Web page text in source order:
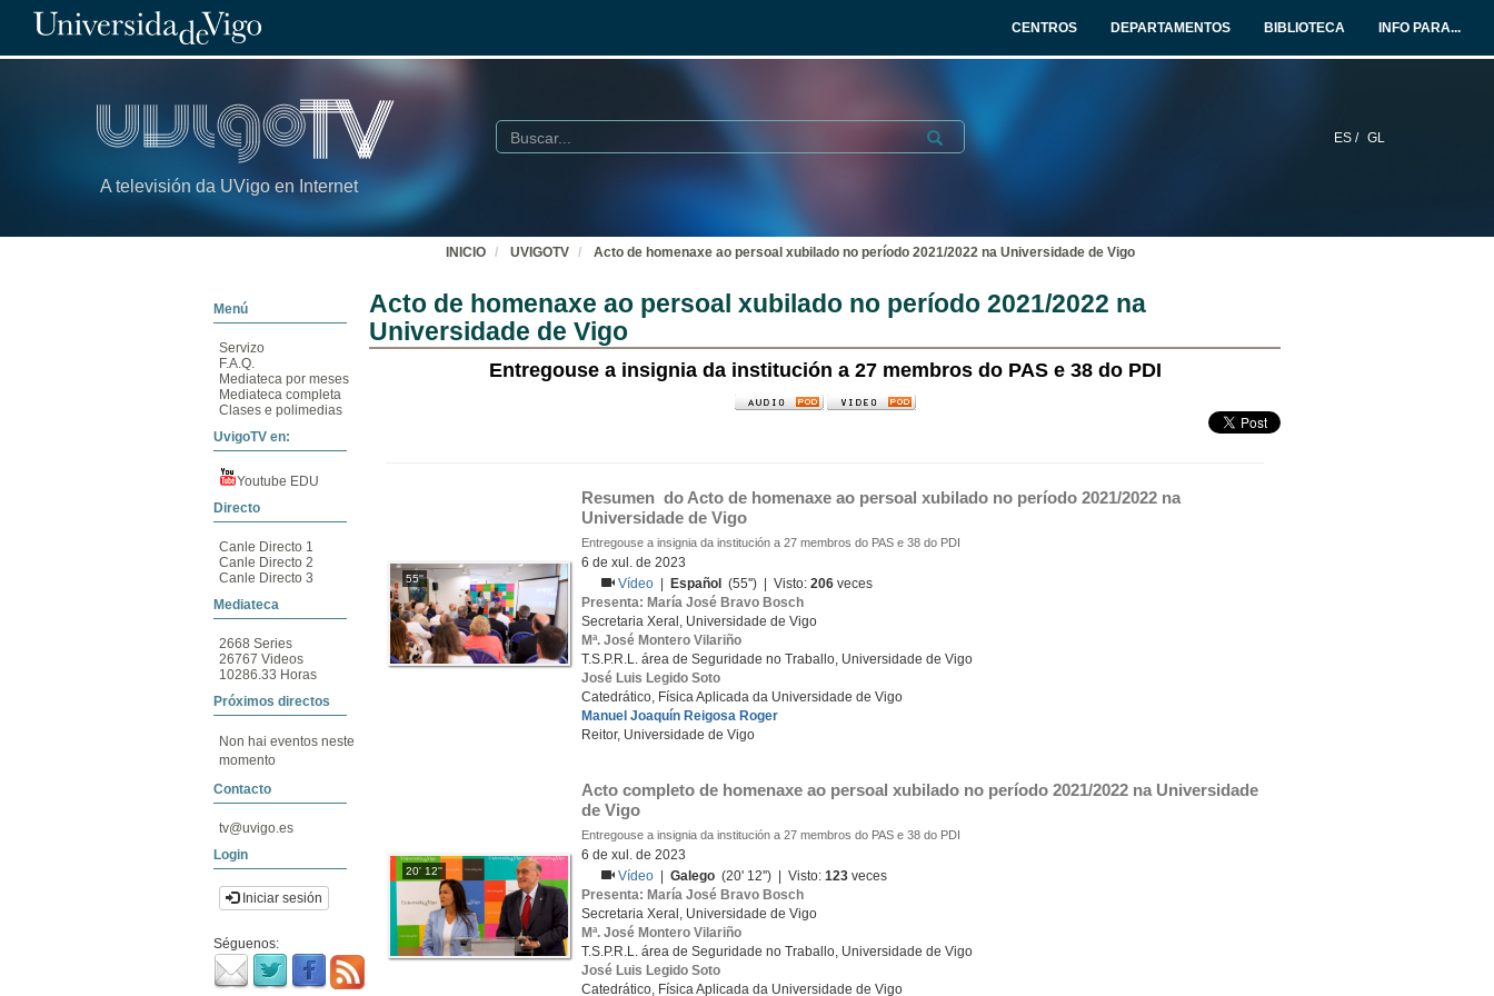
CENTROS DEPARTAMENTOS BIBLIOTECA INFO PARA...
A televisión da UVigo en Internet
ES / GL
Buscar Submit
INICIO UVIGOTV Acto de homenaxe ao persoal xubilado no período 2021/2022 na Universidade de Vigo
Menú
Servizo
F.A.Q.
Mediateca por meses
Mediateca completa
Clases e polimedias
UvigoTV en:
Youtube EDU
Directo
Canle Directo 1
Canle Directo 2
Canle Directo 3
Mediateca
2668 Series
26767 Videos
10286.33 Horas
Próximos directos
Non hai eventos neste
momento
Contacto
tv@uvigo.es
Login
Iniciar sesión
Séguenos:
Acto de homenaxe ao persoal xubilado no período 2021/2022 na
Universidade de Vigo
Entregouse a insignia da institución a 27 membros do PAS e 38 do PDI
55''
Resumen  do Acto de homenaxe ao persoal xubilado no período 2021/2022 na
Universidade de Vigo
Entregouse a insignia da institución a 27 membros do PAS e 38 do PDI
6 de xul. de 2023
Vídeo
Español (55'') | Visto:206 veces
Presenta: María José Bravo Bosch
Secretaria Xeral, Universidade de Vigo
Mª. José Montero Vilariño
T.S.P.R.L. área de Seguridade no Traballo, Universidade de Vigo
José Luis Legido Soto
Catedrático, Física Aplicada da Universidade de Vigo
Manuel Joaquín Reigosa Roger
Reitor, Universidade de Vigo
20' 12''
Acto completo de homenaxe ao persoal xubilado no período 2021/2022 na Universidade
de Vigo
Entregouse a insignia da institución a 27 membros do PAS e 38 do PDI
6 de xul. de 2023
Vídeo
|Galego (20' 12'') | Visto:123 veces
Presenta: María José Bravo Bosch
Secretaria Xeral, Universidade de Vigo
Mª. José Montero Vilariño
T.S.P.R.L. área de Seguridade no Traballo, Universidade de Vigo
José Luis Legido Soto
Catedrático, Física Aplicada da Universidade de Vigo